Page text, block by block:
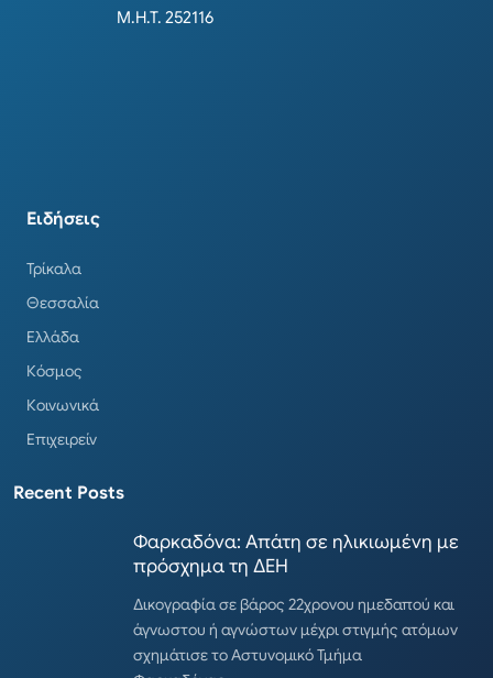
Μ.Η.Τ. 252116
Ειδήσεις
Τρίκαλα
Θεσσαλία
Ελλάδα
Κόσμος
Κοινωνικά
Επιχειρείν
Recent Posts
Φαρκαδόνα: Απάτη σε ηλικιωμένη με
πρόσχημα τη ΔΕΗ
Δικογραφία σε βάρος 22χρονου ημεδαπού και
άγνωστου ή αγνώστων μέχρι στιγμής ατόμων
σχημάτισε το Αστυνομικό Τμήμα